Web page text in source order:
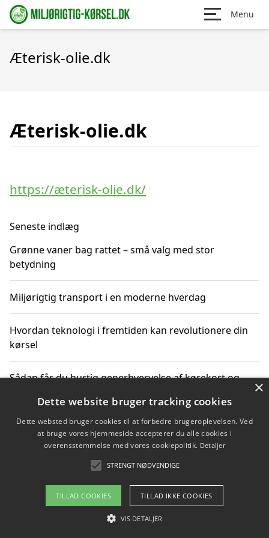
Menu
Æterisk-olie.dk
Æterisk-olie.dk
https://æterisk-olie.dk/
Seneste indlæg
Grønne vaner bag rattet – små valg med stor
betydning
Miljørigtig transport i en moderne hverdag
Hvordan teknologi i fremtiden kan revolutionere din
kørsel
Sådan får du hurtig generhvervelse af kørekort og
Sådan lærer du miljørigtig kørsel hos en køreskole i
Gentofte
Copyright 2026 - Pilanto Aps
Om / kontakt
×
Dette website bruger tracking cookies
Dette websted bruger cookies til at forbedre brugeroplevelsen. Ved
at bruge vores hjemmeside accepterer du alle cookies i
overensstemmelse med vores cookiepolitik. Detaljer
STRENGT NØDVENDIGE
TILLAD COOKIES TILLAD IKKE COOKIES
VIS DETALJER